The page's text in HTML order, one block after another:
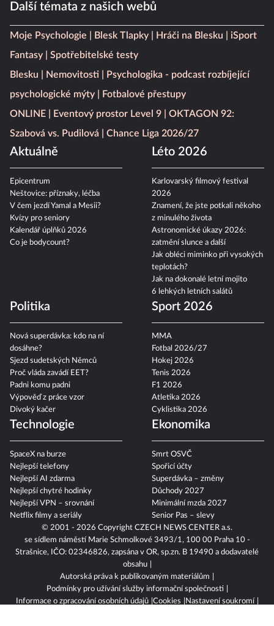
© 2001 - 2026 Copyright CZECH NEWS CENTER a.s.
se sídlem náměstí Marie Schmolkové 3493/1, 100 00 Praha 10 -
Strašnice, IČO: 02346826, zapsána v OR, sp.zn. B 19490 a dodavatelé
obsahu
Autorská práva k publikovaným materiálům
Podmínky pro užívání služby informační společnosti
Informace o zpracování osobních údajů Cookies
Nastavení soukromí
Další témata z našich webů
Moje Psychologie Blesk Tlapky Hráči na Blesku
iSport
Fantasy
Spotřebitelské testy
Blesku
Nemovitosti
Psychologika - podcast rozbíjející
psychologické mýty
Fotbalové přestupy
ONLINE
Eventový prostor Level 9
OKTAGON 92:
Szabová vs. Pudilová
Chance Liga 2026/27
Aktuálně
Epicentrum
Neštovice: příznaky, léčba
V čem jezdí Yamal a Mesii?
Kvízy pro seniory
Kalendář úplňků 2026
Co je bodycount?
Léto 2026
Karlovarský filmový festival
2026
Znamení, že jste potkali někoho
z minulého života
Astronomické úkazy 2026:
zatmění slunce a další
Jak obléci miminko při vysokých
teplotách?
Jak na dokonalé letní mojito
6 lehkých letních salátů
Politika
Nová superdávka: kdo na ní
dosáhne?
Sjezd sudetských Němců
Proč vláda zavádí EET?
Padni komu padni
Výpověď z práce vzor
Divoký kačer
Sport 2026
MMA
Fotbal 2026/27
Hokej 2026
Tenis 2026
F1 2026
Atletika 2026
Cyklistika 2026
Technologie
SpaceX na burze
Nejlepší telefony
Nejlepší AI zdarma
Nejlepší chytré hodinky
Nejlepší VPN – srovnání
Netflix filmy a seriály
Ekonomika
Smrt OSVČ
Spořicí účty
Superdávka – změny
Důchody 2027
Minimální mzda 2027
Senior Pas – slevy